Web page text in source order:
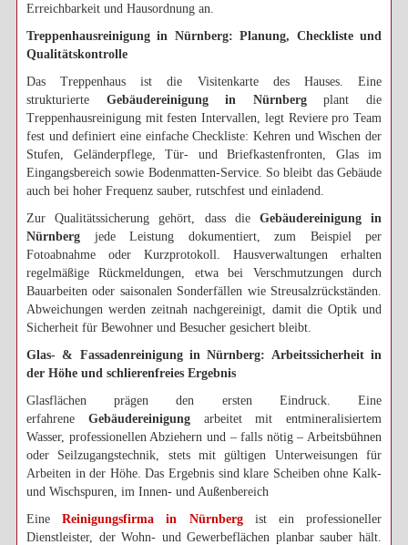
Erreichbarkeit und Hausordnung an.
Treppenhausreinigung in Nürnberg: Planung, Checkliste und
Qualitätskontrolle
Das Treppenhaus ist die Visitenkarte des Hauses. Eine
strukturierte Gebäudereinigung in Nürnbergplant die
Treppenhausreinigung mit festen Intervallen, legt Reviere pro Team
fest und definiert eine einfache Checkliste: Kehren und Wischen der
Stufen, Geländerpflege, Tür- und Briefkastenfronten, Glas im
Eingangsbereich sowie Bodenmatten-Service. So bleibt das Gebäude
auch bei hoher Frequenz sauber, rutschfest und einladend.
Zur Qualitätssicherung gehört, dass die Gebäudereinigung in
Nürnberg jede Leistung dokumentiert, zum Beispiel per
Fotoabnahme oder Kurzprotokoll. Hausverwaltungen erhalten
regelmäßige Rückmeldungen, etwa bei Verschmutzungen durch
Bauarbeiten oder saisonalen Sonderfällen wie Streusalzrückständen.
Abweichungen werden zeitnah nachgereinigt, damit die Optik und
Sicherheit für Bewohner und Besucher gesichert bleibt.
Glas- & Fassadenreinigung in Nürnberg: Arbeitssicherheit in
der Höhe und schlierenfreies Ergebnis
Glasflächen prägen den ersten Eindruck. Eine
erfahrene Gebäudereinigung arbeitet mit entmineralisiertem
Wasser, professionellen Abziehern und – falls nötig – Arbeitsbühnen
oder Seilzugangstechnik, stets mit gültigen Unterweisungen für
Arbeiten in der Höhe. Das Ergebnis sind klare Scheiben ohne Kalk-
und Wischspuren, im Innen- und Außenbereich
EineReinigungsfirma in Nürnbergist ein professioneller
Dienstleister, der Wohn- und Gewerbeflächen planbar sauber hält.